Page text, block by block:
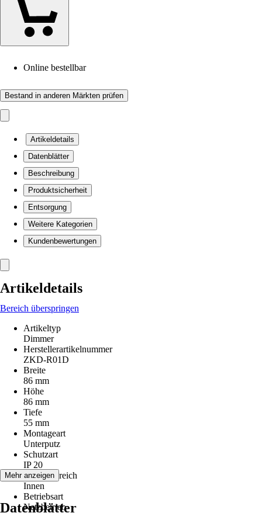
Online bestellbar
Bestand in anderen Märkten prüfen
Artikeldetails
Datenblätter
Beschreibung
Produktsicherheit
Entsorgung
Weitere Kategorien
Kundenbewertungen
Artikeldetails
Bereich überspringen
Artikeltyp
Dimmer
Herstellerartikelnummer
ZKD-R01D
Breite
86 mm
Höhe
86 mm
Tiefe
55 mm
Montageart
Unterputz
Schutzart
IP 20
Einsatzbereich
Innen
Betriebsart
Netzbetrieb
Mehr anzeigen
Datenblätter